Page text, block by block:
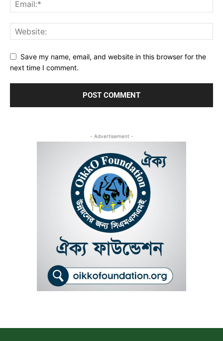
Save my name, email, and website in this browser for the
next time I comment.
- Advertisement -